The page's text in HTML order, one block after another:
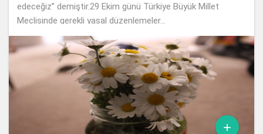
edeceğiz” demiştir.29 Ekim günü Türkiye Büyük Millet
Meclisinde gerekli yasal düzenlemeler...
